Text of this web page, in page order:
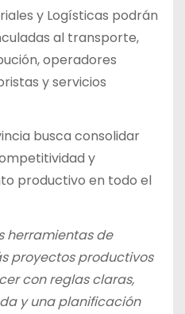
y Logísticas podrán
al transporte,
operadores
y servicios
busca consolidar
y
productivo en todo el
herramientas de
proyectos productivos
con reglas claras,
y una planificación